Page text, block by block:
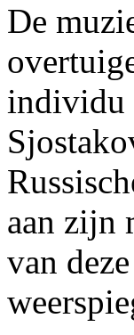
De
individu
aan zijn
van